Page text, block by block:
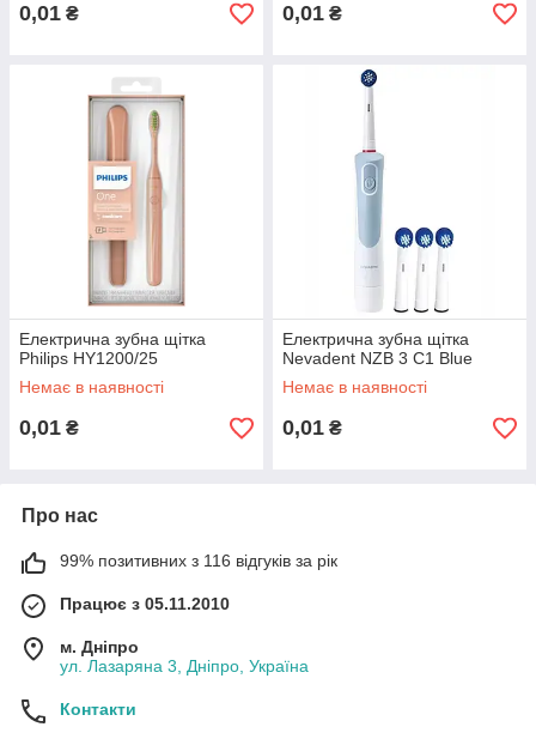
0,01 ₴ 0,01 ₴
Електрична зубна щітка
Philips HY1200/25
Немає в наявності
0,01 ₴
Електрична зубна щітка
Nevadent NZB 3 C1 Blue
Немає в наявності
0,01 ₴
Про нас
99% позитивних з 116 відгуків за рік
Працює з 05.11.2010
м. Дніпро
ул. Лазаряна 3, Дніпро, Україна
Контакти